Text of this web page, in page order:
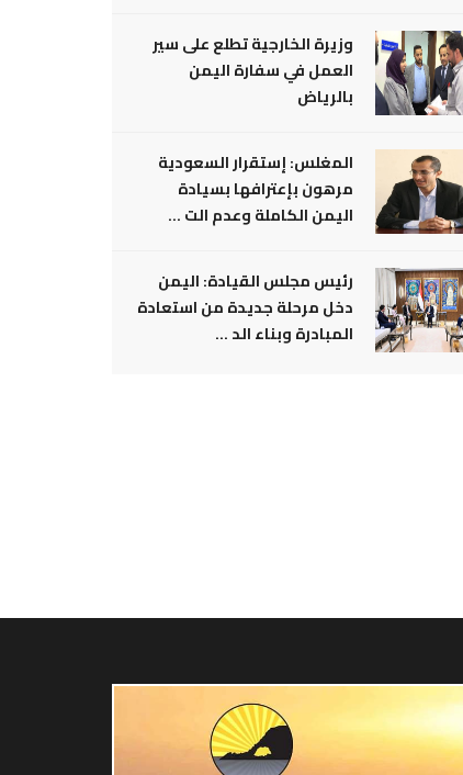
وزيرة الخارجية تطلع على سير
العمل في سفارة اليمن
بالرياض
المغلس: إستقرار السعودية
مرهون بإعترافها بسيادة
اليمن الكاملة وعدم الت ...
رئيس مجلس القيادة: اليمن
دخل مرحلة جديدة من استعادة
المبادرة وبناء الد ...